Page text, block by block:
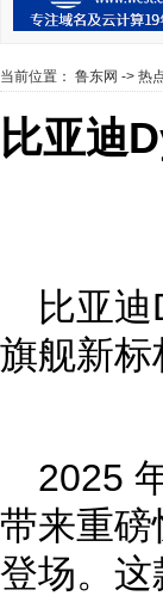
当前位置： 鲁东网 -> 热
比亚迪
比亚
旗舰新标
2025
带来重
登场。